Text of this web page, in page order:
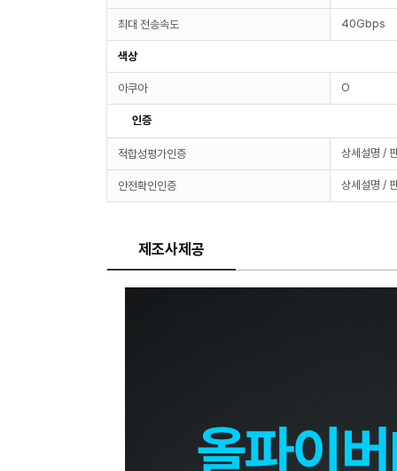
최대 전송속도 40Gbps
색상
아쿠아 O
인증
적합성평가인증 상세설명 /
안전확인인증 상세설명 /
제조사제공